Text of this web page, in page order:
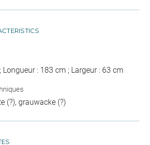
Longueur : 183 cm ; Largeur : 63 cm
(?), grauwacke (?)